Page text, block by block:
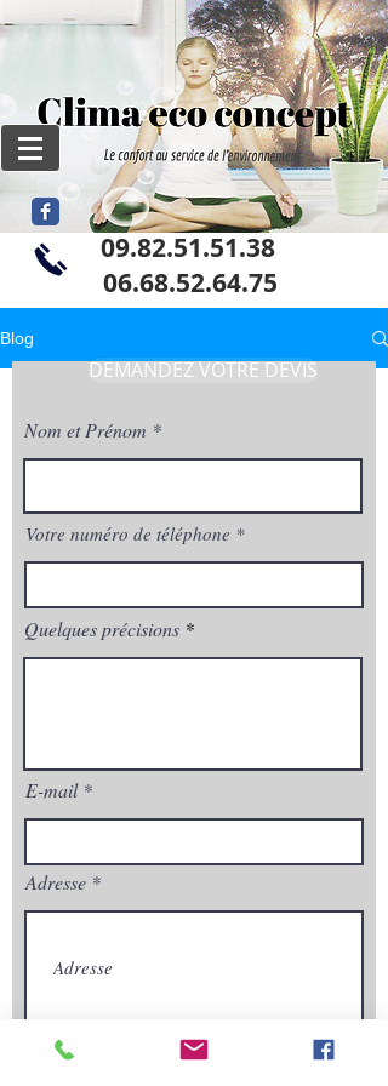
09.82.51.51.38
06.68.52.64.75
Blog
DEMANDEZ VOTRE DEVIS
Nom et Prénom
Votre numéro de téléphone
Quelques précisions
E-mail
Adresse
Envoyez